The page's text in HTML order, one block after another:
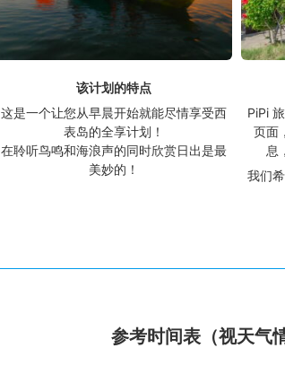
该计划的特点
这是一个让您从早晨开始就能尽情享受西
表岛的全享计划！
在聆听鸟鸣和海浪声的同时欣赏日出是最
美妙的！
PiPi
页面
息
我们
参考时间表（视天气